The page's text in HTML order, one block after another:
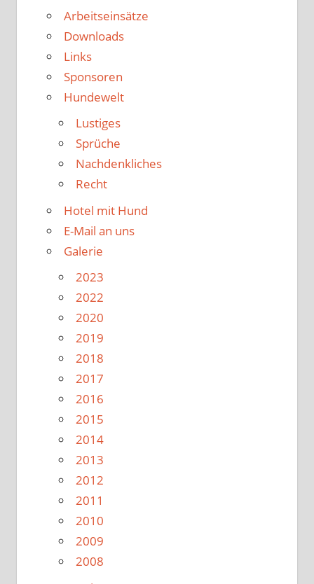
Arbeitseinsätze
Downloads
Links
Sponsoren
Hundewelt
Lustiges
Sprüche
Nachdenkliches
Recht
Hotel mit Hund
E-Mail an uns
Galerie
2023
2022
2020
2019
2018
2017
2016
2015
2014
2013
2012
2011
2010
2009
2008